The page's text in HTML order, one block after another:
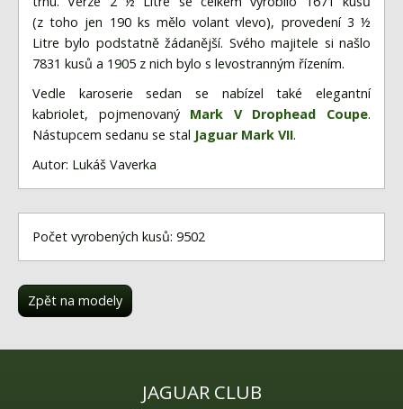
(z toho jen 190 ks mělo volant vlevo), provedení 3 ½
Litre bylo podstatně žádanější. Svého majitele si našlo
7831 kusů a 1905 z nich bylo s levostranným řízením.
Vedle karoserie sedan se nabízel také elegantní
kabriolet, pojmenovaný Mark V Drophead Coupe.
Nástupcem sedanu se stal Jaguar Mark VII.
Autor: Lukáš Vaverka
Počet vyrobených kusů: 9502
Zpět na modely
JAGUAR CLUB